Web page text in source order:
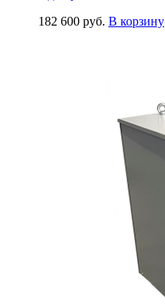
182 600 руб. В корзину